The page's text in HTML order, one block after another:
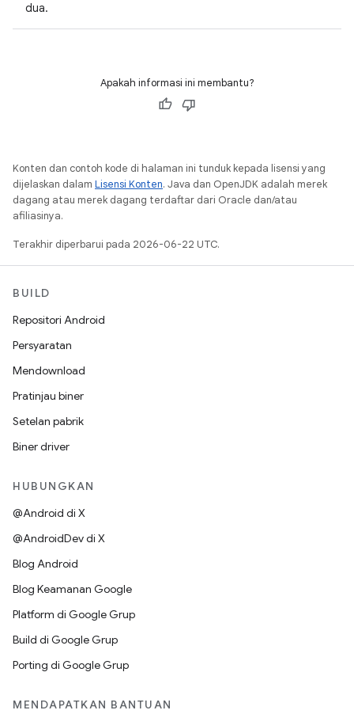
dua.
Apakah informasi ini membantu?
Konten dan contoh kode di halaman ini tunduk kepada lisensi yang
dijelaskan dalam Lisensi Konten. Java dan OpenJDK adalah merek
dagang atau merek dagang terdaftar dari Oracle dan/atau
afiliasinya.
Terakhir diperbarui pada 2026-06-22 UTC.
BUILD
Repositori Android
Persyaratan
Mendownload
Pratinjau biner
Setelan pabrik
Biner driver
HUBUNGKAN
@Android di X
@AndroidDev di X
Blog Android
Blog Keamanan Google
Platform di Google Grup
Build di Google Grup
Porting di Google Grup
MENDAPATKAN BANTUAN